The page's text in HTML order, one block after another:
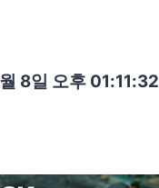
8일 오후 01:11:33